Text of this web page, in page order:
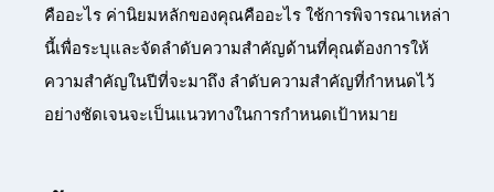
คืออะไร ค่านิยมหลักของคุณคืออะไร ใช้การพิจารณาเหล่า
นี้เพื่อระบุและจัดลำดับความสำคัญด้านที่คุณต้องการให้
ความสำคัญในปีที่จะมาถึง ลำดับความสำคัญที่กำหนดไว้
อย่างชัดเจนจะเป็นแนวทางในการกำหนดเป้าหมาย